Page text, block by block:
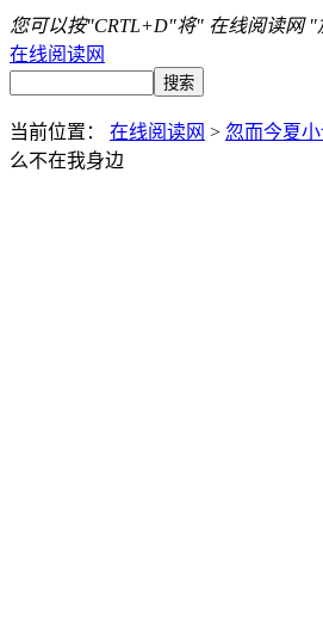
您可以按"CRTL+D"将" 在线阅读网 "
在线阅读网
当前位置： 在线阅读网 > 忽而今夏
么不在我身边